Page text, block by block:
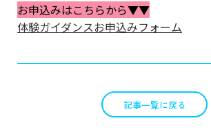
お申込みはこちらから▼▼
体験ガイダンスお申込みフォーム
記事一覧に戻る